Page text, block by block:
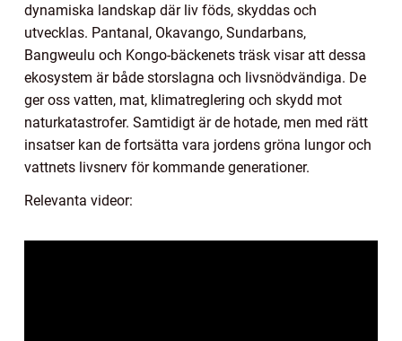
dynamiska landskap där liv föds, skyddas och
utvecklas. Pantanal, Okavango, Sundarbans,
Bangweulu och Kongo-bäckenets träsk visar att dessa
ekosystem är både storslagna och livsnödvändiga. De
ger oss vatten, mat, klimatreglering och skydd mot
naturkatastrofer. Samtidigt är de hotade, men med rätt
insatser kan de fortsätta vara jordens gröna lungor och
vattnets livsnerv för kommande generationer.
Relevanta videor: